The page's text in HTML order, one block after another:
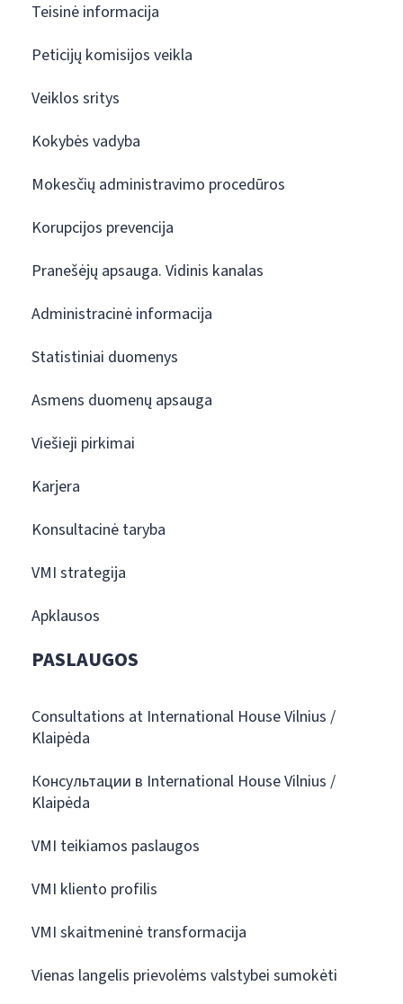
Teisinė informacija
Peticijų komisijos veikla
Veiklos sritys
Kokybės vadyba
Mokesčių administravimo procedūros
Korupcijos prevencija
Pranešėjų apsauga. Vidinis kanalas
Administracinė informacija
Statistiniai duomenys
Asmens duomenų apsauga
Viešieji pirkimai
Karjera
Konsultacinė taryba
VMI strategija
Apklausos
PASLAUGOS
Consultations at International House Vilnius /
Klaipėda
Консультации в International House Vilnius /
Klaipėda
VMI teikiamos paslaugos
VMI kliento profilis
VMI skaitmeninė transformacija
Vienas langelis prievolėms valstybei sumokėti